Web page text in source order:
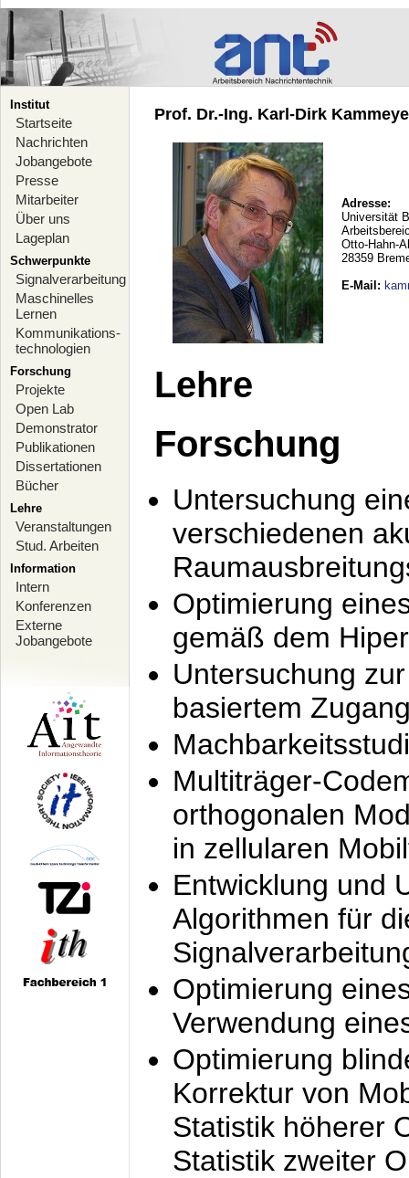
Institut
Startseite
Nachrichten
Jobangebote
Presse
Mitarbeiter
Über uns
Lageplan
Schwerpunkte
Signalverarbeitung
Maschinelles
Lernen
Kommunikations-
technologien
Forschung
Projekte
Open Lab
Demonstrator
Publikationen
Dissertationen
Bücher
Lehre
Veranstaltungen
Stud. Arbeiten
Information
Intern
Konferenzen
Externe
Jobangebote
Prof. Dr.-Ing. Karl-Dirk
Adresse:
Universität
Otto-Hahn-
28359
E-Mail :
Lehre
Forschung
Untersuchung
verschiedenen
Optimierung
gemäß dem
Untersuchung
basiertem
Multiträger-
orthogonalen
in zellularen
Entwicklung und
Algorithmen für
Optimierung
Verwendung
Optimierung
Korrektur von
Statistik höherer
Statistik zweiter